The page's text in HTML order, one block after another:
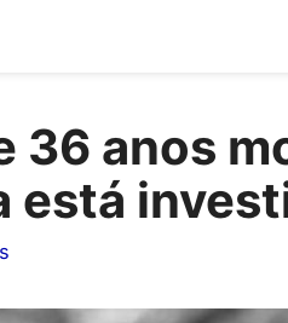
36 anos
está